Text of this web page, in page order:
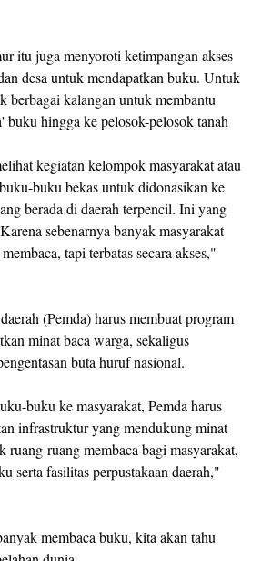
itu juga menyoroti ketimpangan akses
desa untuk mendapatkan buku. Untuk
berbagai kalangan untuk membantu
buku hingga ke pelosok-pelosok tanah
kegiatan kelompok masyarakat atau
buku bekas untuk didonasikan ke
berada di daerah terpencil. Ini yang
sebenarnya banyak masyarakat
tapi terbatas secara akses,"
(Pemda) harus membuat program
minat baca warga, sekaligus
buta huruf nasional.
buku ke masyarakat, Pemda harus
infrastruktur yang mendukung minat
ruang-ruang membaca bagi masyarakat,
serta fasilitas perpustakaan daerah,"
membaca buku, kita akan tahu